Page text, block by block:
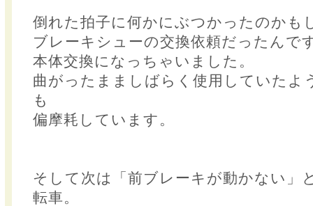
倒れた拍子に何かにぶつかったのかも
ブレーキシューの交換依頼だったんで
本体交換になっちゃいました。
曲がったまましばらく使用していたよ
も
偏摩耗しています。
そして次は「前ブレーキが動かない」
転車。